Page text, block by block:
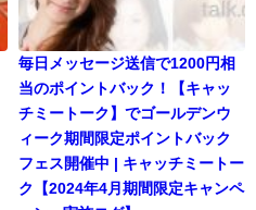
毎日メッセージ送信で1200円相
当のポイントバック！【キャッ
チミートーク】でゴールデンウ
ィーク期間限定ポイントバック
フェス開催中 | キャッチミートー
ク【2024年4月期間限定キャンペ